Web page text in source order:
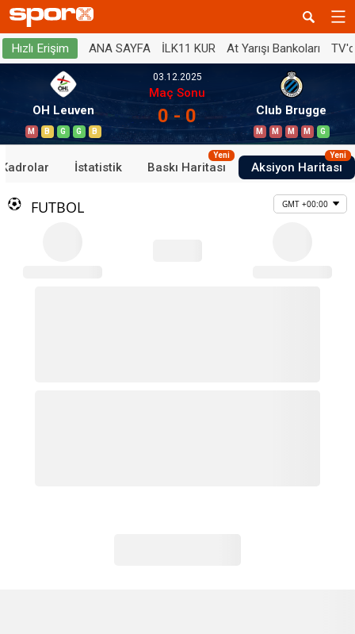
Hızlı Erişim ANA SAYFA İLK11 KUR At Yarışı Bankoları
OH Leuven
M B G G B
03.12.2025
Maç Sonu
0 - 0 Club Brugge
M M M M G
Kadrolar İstatistik Baskı Haritası
Yeni
Aksiyon Haritası
Yeni
FUTBOL GMT +00:00